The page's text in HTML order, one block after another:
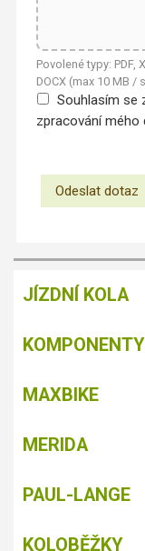
Povolené typy: PDF,
DOCX (max 10 MB
Souhlasím se
zpracování mého
JÍZDNÍ KOLA
KOMPONENTY
MAXBIKE
MERIDA
PAUL-LANGE
KOLOBĚŽKY